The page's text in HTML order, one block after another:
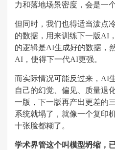
力和落地场景密度，会是一
但同时，我们也得适当泼点
的数据，用来训练下一版AI
的逻辑是AI生成好的数据，
AI，使得下一代AI更强。
而实际情况可能反过来，AI
自己的幻觉、偏见、质量退
一版，下一版再产出更差的
系统就塌了，就像一个复印
十张脸都糊了。
学术界管这个叫模型坍缩，